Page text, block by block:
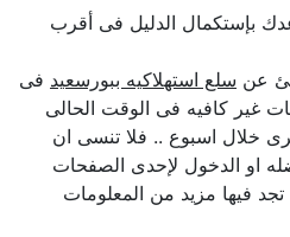
بإستكمال الدليل فى أقرب
عنسلع استهلاكيه ببورسعيدفى
غير كافيه فى الوقت الحالى
خلال اسبوع .. فلا تنسى ان
الدخول لإحدى الصفحات
فيها مزيد من المعلومات